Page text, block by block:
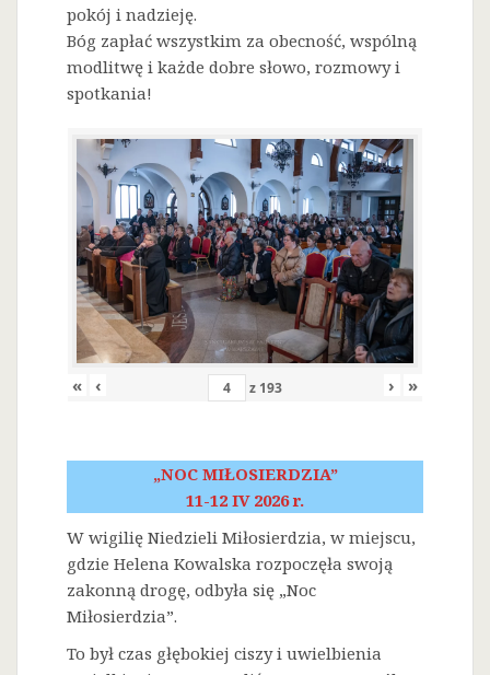
pokój i nadzieję.
Bóg zapłać wszystkim za obecność, wspólną
modlitwę i każde dobre słowo, rozmowy i
spotkania!
« ‹ z 193 › »
„NOC MIŁOSIERDZIA”
11-12 IV 2026 r.
W wigilię Niedzieli Miłosierdzia, w miejscu,
gdzie Helena Kowalska rozpoczęła swoją
zakonną drogę, odbyła się „Noc
Miłosierdzia”.
To był czas głębokiej ciszy i uwielbienia